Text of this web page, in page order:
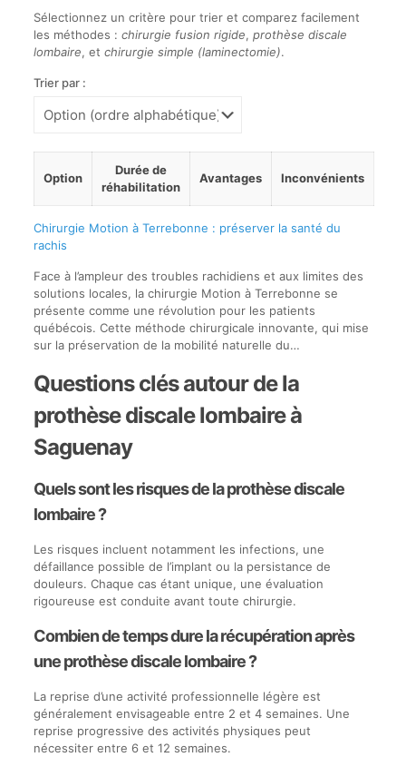
Sélectionnez un critère pour trier et comparez facilement
les méthodes : chirurgie fusion rigide, prothèse discale
lombaire, et chirurgie simple (laminectomie).
Trier par :
un
ci-
dessus
pour
le
tableau
Option
Durée de
réhabilitation
Avantages Inconvénients
Chirurgie Motion à Terrebonne : préserver la santé du
rachis
Face à l’ampleur des troubles rachidiens et aux limites des
solutions locales, la chirurgie Motion à Terrebonne se
présente comme une révolution pour les patients
québécois. Cette méthode chirurgicale innovante, qui mise
sur la préservation de la mobilité naturelle du…
Questions clés autour de la
prothèse discale lombaire à
Saguenay
Quels sont les risques de la prothèse discale
lombaire ?
Les risques incluent notamment les infections, une
défaillance possible de l’implant ou la persistance de
douleurs. Chaque cas étant unique, une évaluation
rigoureuse est conduite avant toute chirurgie.
Combien de temps dure la récupération après
une prothèse discale lombaire ?
La reprise d’une activité professionnelle légère est
généralement envisageable entre 2 et 4 semaines. Une
reprise progressive des activités physiques peut
nécessiter entre 6 et 12 semaines.